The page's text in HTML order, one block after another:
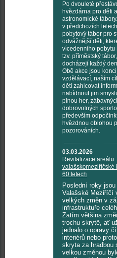
Po dvouleté
hvězdárna pro děti
astronomické
v předchozích
pobytový tábor pro
odvážnější děti,
vícedenního pobytu
tzv. příměstský
docházejí každý
Obě akce jsou
vzdělávací, naším
děti zahlcovat
nabídnout jim
plnou her,
dobrovolných
především
hvězdnou oblohou
pozorováních.
03.03.2026
Revitalizace areálu
valašskomeziříčské
60 letech
Poslední roky
Valašské Meziříčí
velkých změn v
infrastruktuře
Zatím většina
trochu skrytě, ať
jednalo o opravy
interiérů nebo
skryta za hradbou
velkou změnou